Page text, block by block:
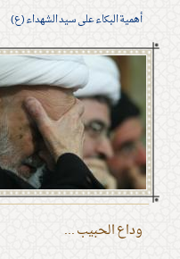
أهمية البكاء على سيد الشهداء (ع)
وداع الحبيب ...